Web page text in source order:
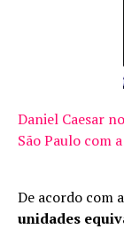
Daniel Caesar
São Paulo com
De acordo com
unidades